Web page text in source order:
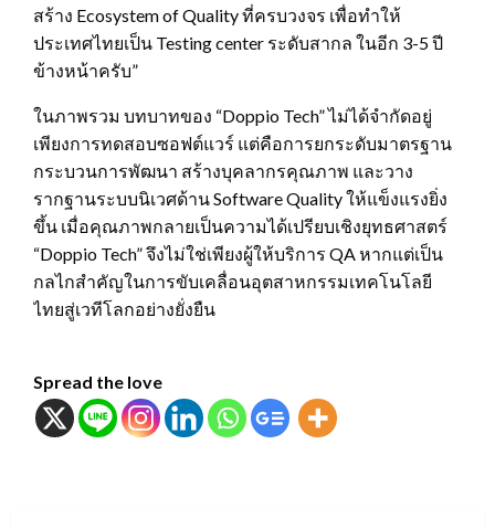
สร้าง Ecosystem of Quality ที่ครบวงจร เพื่อทำให้
ประเทศไทยเป็น Testing center ระดับสากล ในอีก 3-5 ปี
ข้างหน้าครับ”
ในภาพรวม บทบาทของ “Doppio Tech” ไม่ได้จำกัดอยู่
เพียงการทดสอบซอฟต์แวร์ แต่คือการยกระดับมาตรฐาน
กระบวนการพัฒนา สร้างบุคลากรคุณภาพ และวาง
รากฐานระบบนิเวศด้าน Software Quality ให้แข็งแรงยิ่ง
ขึ้น เมื่อคุณภาพกลายเป็นความได้เปรียบเชิงยุทธศาสตร์
“Doppio Tech” จึงไม่ใช่เพียงผู้ให้บริการ QA หากแต่เป็น
กลไกสำคัญในการขับเคลื่อนอุตสาหกรรมเทคโนโลยี
ไทยสู่เวทีโลกอย่างยั่งยืน
Spread the love